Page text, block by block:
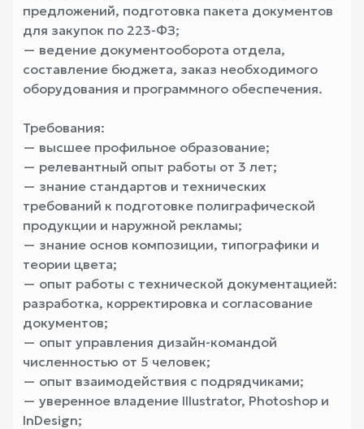
предложений, подготовка пакета документов
для закупок по 223-ФЗ;
— ведение документооборота отдела,
составление бюджета, заказ необходимого
оборудования и программного обеспечения.
Требования:
— высшее профильное образование;
— релевантный опыт работы от 3 лет;
— знание стандартов и технических
требований к подготовке полиграфической
продукции и наружной рекламы;
— знание основ композиции, типографики и
теории цвета;
— опыт работы с технической документацией:
разработка, корректировка и согласование
документов;
— опыт управления дизайн-командой
численностью от 5 человек;
— опыт взаимодействия с подрядчиками;
— уверенное владение Illustrator, Photoshop и
InDesign;